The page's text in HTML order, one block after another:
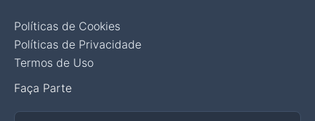
Políticas de Cookies
Políticas de Privacidade
Termos de Uso
Faça Parte